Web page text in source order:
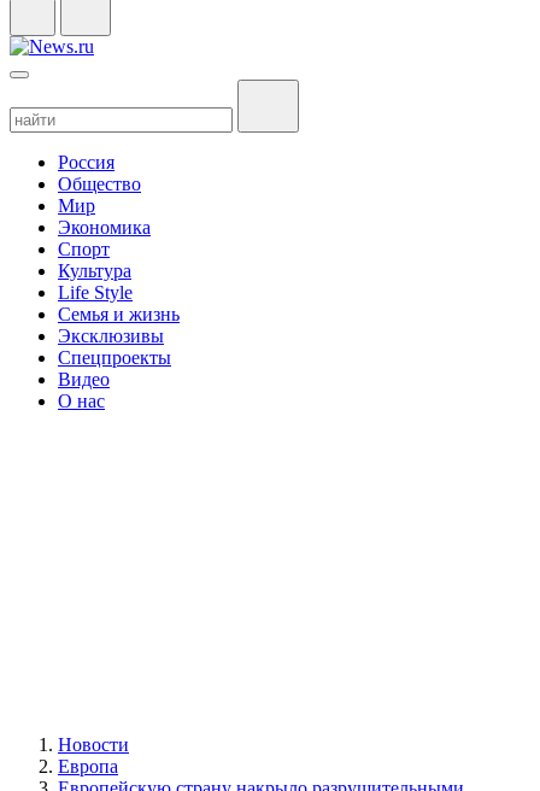
Россия
Общество
Мир
Экономика
Спорт
Культура
Life Style
Семья и жизнь
Эксклюзивы
Спецпроекты
Видео
О нас
Новости
Европа